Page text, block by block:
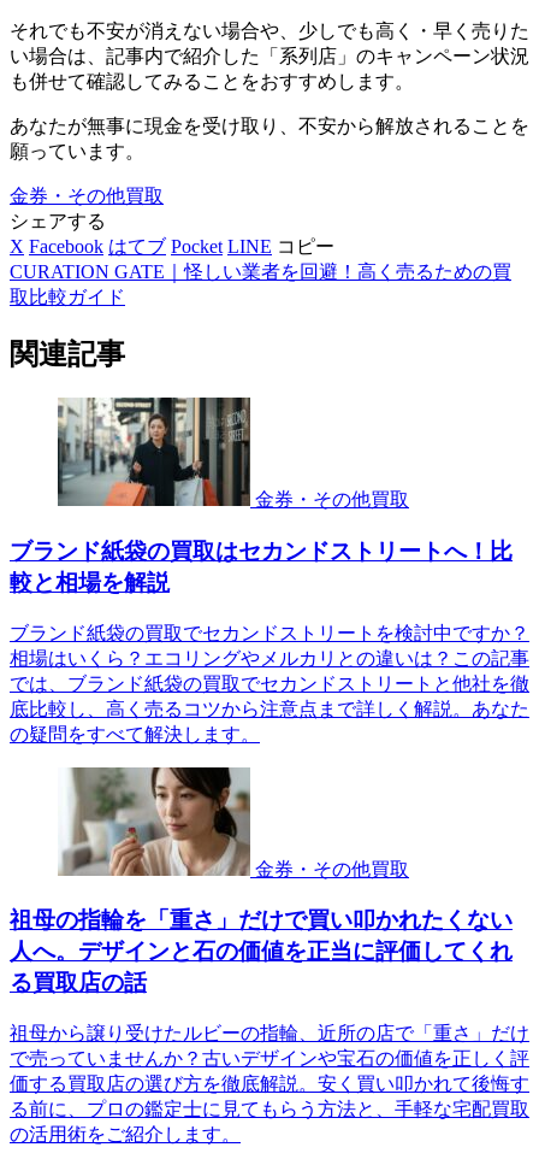
それでも不安が消えない場合や、少しでも高く・早く売りた
い場合は、記事内で紹介した「系列店」のキャンペーン状況
も併せて確認してみることをおすすめします。
あなたが無事に現金を受け取り、不安から解放されることを
願っています。
金券・その他買取
シェアする
X Facebook はてブ Pocket LINE コピー
CURATION GATE｜怪しい業者を回避！高く売るための買
取比較ガイド
関連記事
金券・その他買取
ブランド紙袋の買取はセカンドストリートへ！比
較と相場を解説
ブランド紙袋の買取でセカンドストリートを検討中ですか？
相場はいくら？エコリングやメルカリとの違いは？この記事
では、ブランド紙袋の買取でセカンドストリートと他社を徹
底比較し、高く売るコツから注意点まで詳しく解説。あなた
の疑問をすべて解決します。
金券・その他買取
祖母の指輪を「重さ」だけで買い叩かれたくない
人へ。デザインと石の価値を正当に評価してくれ
る買取店の話
祖母から譲り受けたルビーの指輪、近所の店で「重さ」だけ
で売っていませんか？古いデザインや宝石の価値を正しく評
価する買取店の選び方を徹底解説。安く買い叩かれて後悔す
る前に、プロの鑑定士に見てもらう方法と、手軽な宅配買取
の活用術をご紹介します。